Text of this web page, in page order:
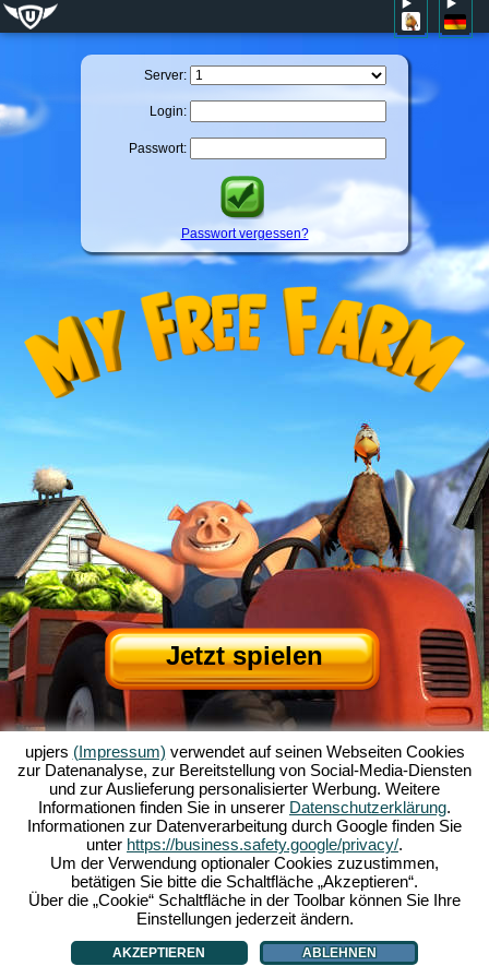
Server:
Login:
Passwort:
Passwort vergessen?
Jetzt spielen
Über My Free Farm |Die Story zum Browserspiel Die Features|AGB |
Impressum |Datenschutzerklärung|Regeln|Forum|Support|Spielinfo
My Free Farm 2 App|Google Play| App Store|
Browsergames - Upjers.com|Cookies verwalten
upjers (Impressum) verwendet auf seinen Webseiten Cookies
zur Datenanalyse, zur Bereitstellung von Social-Media-Diensten
und zur Auslieferung personalisierter Werbung. Weitere
Informationen finden Sie in unserer Datenschutzerklärung.
Informationen zur Datenverarbeitung durch Google finden Sie
unter https://business.safety.google/privacy/.
Um der Verwendung optionaler Cookies zuzustimmen,
betätigen Sie bitte die Schaltfläche „Akzeptieren“.
Über die „Cookie“ Schaltfläche in der Toolbar können Sie Ihre
Einstellungen jederzeit ändern.
AKZEPTIEREN ABLEHNEN